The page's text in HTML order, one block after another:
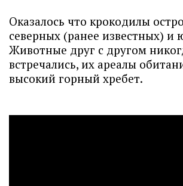
Оказалось что крокодилы
северных (ранее известных) и
Животные друг с другом
встречались, их ареалы
высокий горный хребет.